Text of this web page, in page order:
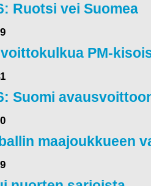
Ruotsi vei Suomea
PM-
Suomi
maajoukkueen